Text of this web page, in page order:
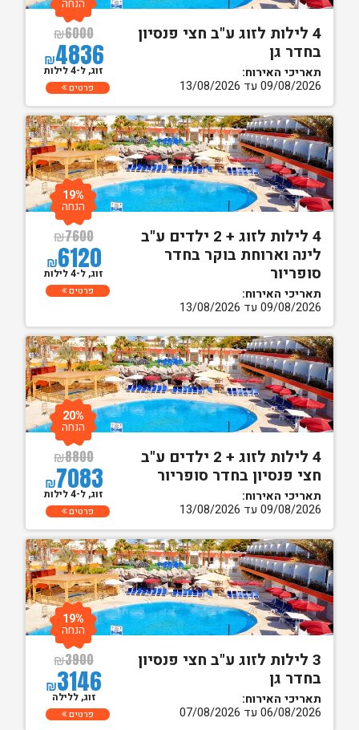
4 לילות לזוג ע"ב חצי פנסיון
בחדר גן
תאריכי האירוח:
09/08/2026 עד 13/08/2026
₪6000
₪4836
הנחה
זוג, ל-4 לילות
פרטים
4 לילות לזוג + 2 ילדים ע"ב
לינה וארוחת בוקר בחדר
סופריור
תאריכי האירוח:
09/08/2026 עד 13/08/2026
₪7600
₪6120
19%
הנחה
זוג, ל-4 לילות
פרטים
4 לילות לזוג + 2 ילדים ע"ב
חצי פנסיון בחדר סופריור
תאריכי האירוח:
09/08/2026 עד 13/08/2026
₪8800
₪7083
20%
הנחה
זוג, ל-4 לילות
פרטים
3 לילות לזוג ע"ב חצי פנסיון
בחדר גן
תאריכי האירוח:
06/08/2026 עד 07/08/2026
₪3900
₪3146
19%
הנחה
זוג, ללילה
פרטים